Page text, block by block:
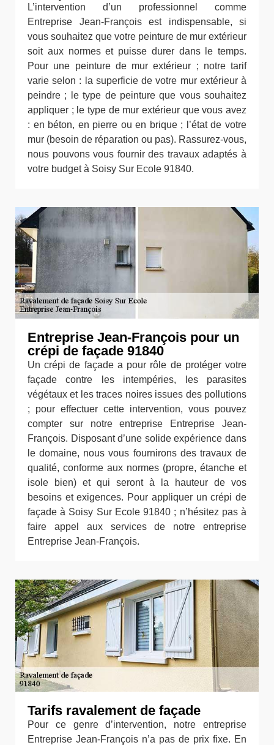
L’intervention d’un professionnel comme
Entreprise Jean-François est indispensable, si
vous souhaitez que votre peinture de mur extérieur
soit aux normes et puisse durer dans le temps.
Pour une peinture de mur extérieur ; notre tarif
varie selon : la superficie de votre mur extérieur à
peindre ; le type de peinture que vous souhaitez
appliquer ; le type de mur extérieur que vous avez
: en béton, en pierre ou en brique ; l’état de votre
mur (besoin de réparation ou pas). Rassurez-vous,
nous pouvons vous fournir des travaux adaptés à
votre budget à Soisy Sur Ecole 91840.
Entreprise Jean-François pour un
crépi de façade 91840
Un crépi de façade a pour rôle de protéger votre
façade contre les intempéries, les parasites
végétaux et les traces noires issues des pollutions
; pour effectuer cette intervention, vous pouvez
compter sur notre entreprise Entreprise Jean-
François. Disposant d’une solide expérience dans
le domaine, nous vous fournirons des travaux de
qualité, conforme aux normes (propre, étanche et
isole bien) et qui seront à la hauteur de vos
besoins et exigences. Pour appliquer un crépi de
façade à Soisy Sur Ecole 91840 ; n’hésitez pas à
faire appel aux services de notre entreprise
Entreprise Jean-François.
Tarifs ravalement de façade
Pour ce genre d’intervention, notre entreprise
Entreprise Jean-François n’a pas de prix fixe. En